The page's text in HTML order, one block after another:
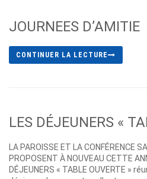
JOURNEES D’AMITIE
CONTINUER LA LECTURE
LES DÉJEUNERS «
LA PAROISSE ET LA CONFÉRENCE
PROPOSENT À NOUVEAU CETTE
DÉJEUNERS « TABLE OUVERTE »